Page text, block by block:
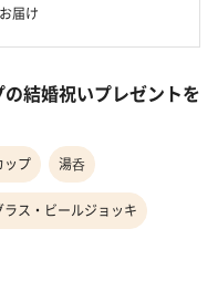
お届け
結婚祝いプレゼントを
ップ 湯呑
ラス・ビールジョッキ